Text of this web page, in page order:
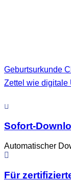
Geburtsurkunde
Zettel wie digitale
Sofort-
Automatischer
Für